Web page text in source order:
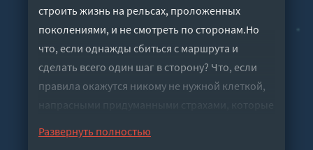
строить жизнь на рельсах, проложенных
поколениями, и не смотреть по сторонам.Но
что, если однажды сбиться с маршрута и
сделать всего один шаг в сторону? Что, если
правила окажутся никому не нужной клеткой,
напрасными придуманными страхами, которые
Развернуть полностью